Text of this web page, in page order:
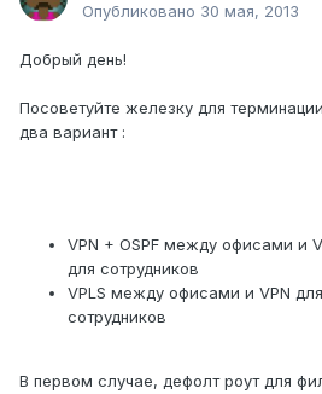
Опубликовано 30 мая, 2013
Добрый день!
Посоветуйте железку для
два вариант :
VPN + OSPF между офисами и
для сотрудников
VPLS между офисами и VPN
сотрудников
В первом случае, дефолт роут для